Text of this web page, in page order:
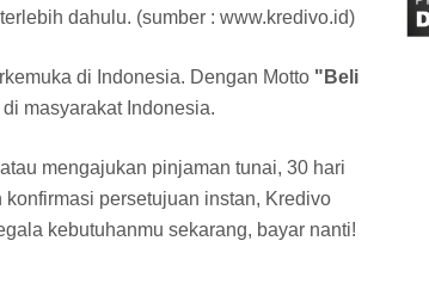
dahulu. (sumber : www.kredivo.id)
di Indonesia. Dengan Motto "Beli
masyarakat Indonesia.
mengajukan pinjaman tunai, 30 hari
persetujuan instan, Kredivo
kebutuhanmu sekarang, bayar nanti!